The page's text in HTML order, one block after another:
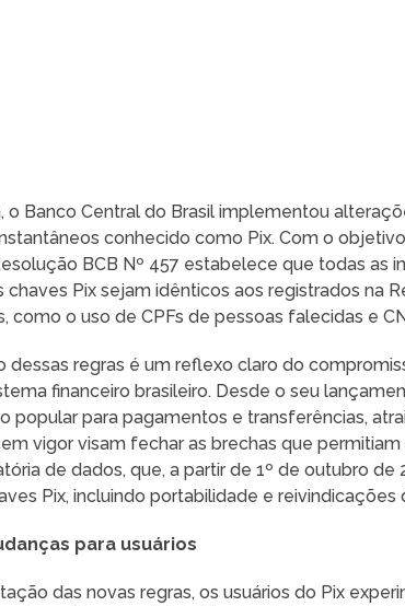
Banco Central do Brasil implementou
conhecido como Pix. Com o
BCB Nº 457 estabelece que todas as
chaves Pix sejam idênticos aos registrados na
como o uso de CPFs de pessoas falecidas e
dessas regras é um reflexo claro do
financeiro brasileiro. Desde o seu
popular para pagamentos e transferências,
vigor visam fechar as brechas que
de dados, que, a partir de 1º de outubro de
Pix, incluindo portabilidade e reivindicações
para usuários
das novas regras, os usuários do Pix